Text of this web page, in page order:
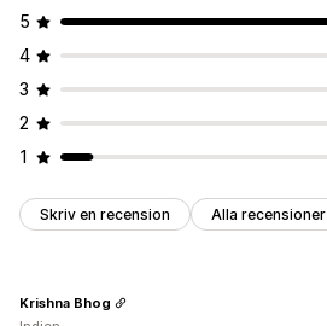
5
4
3
2
1
Skriv en recension Alla recensioner
Krishna Bhog